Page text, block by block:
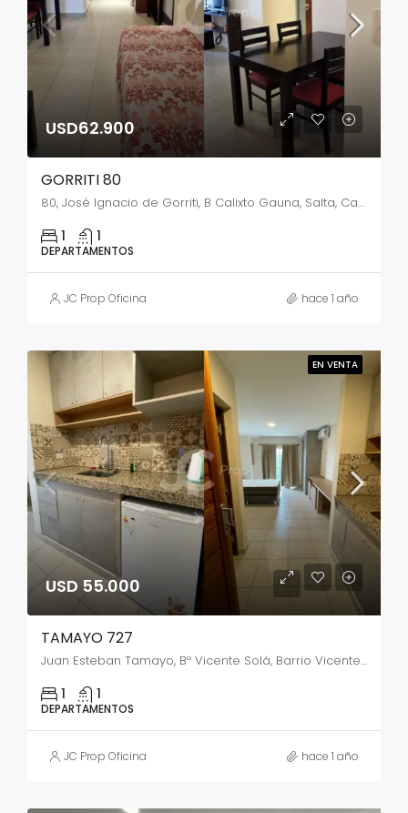
USD62.900
GORRITI 80
80, José Ignacio de Gorriti, B Calixto Gauna, Salta, Capital, Salta, 4400, Argentina
1 1
DEPARTAMENTOS
JC Prop Oficina hace 1 año
EN VENTA
USD 55.000
TAMAYO 727
Juan Esteban Tamayo, Bº Vicente Solá, Barrio Vicente Solá, Salta, Capital, Salta, A4400ABL, Argentina
1 1
DEPARTAMENTOS
JC Prop Oficina hace 1 año